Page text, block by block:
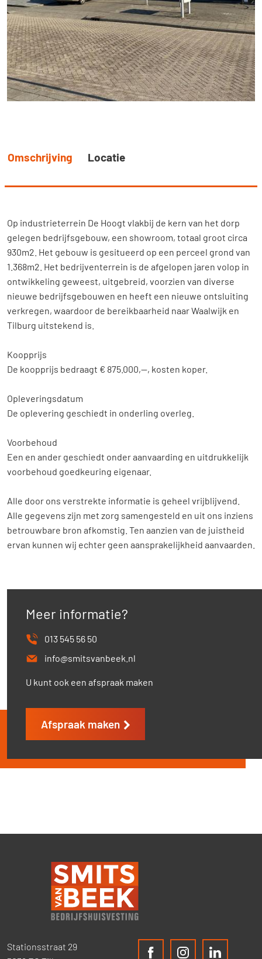
Home
Diensten
Over ons
Contact
Omschrijving Locatie
Op industrieterrein De Hoogt vlakbij de kern van het dorp
gelegen bedrijfsgebouw, een showroom, totaal groot circa
930m2. Het gebouw is gesitueerd op een perceel grond van
1.368m2. Het bedrijventerrein is de afgelopen jaren volop in
ontwikkeling geweest, uitgebreid, voorzien van diverse
nieuwe bedrijfsgebouwen en heeft een nieuwe ontsluiting
verkregen, waardoor de bereikbaarheid naar Waalwijk en
Tilburg uitstekend is.
Koopprijs
De koopprijs bedraagt € 875.000,--, kosten koper.
Opleveringsdatum
De oplevering geschiedt in onderling overleg.
Voorbehoud
Een en ander geschiedt onder aanvaarding en uitdrukkelijk
voorbehoud goedkeuring eigenaar.
Alle door ons verstrekte informatie is geheel vrijblijvend.
Alle gegevens zijn met zorg samengesteld en uit ons inziens
betrouwbare bron afkomstig. Ten aanzien van de juistheid
ervan kunnen wij echter geen aansprakelijkheid aanvaarden.
Meer informatie?
013 545 56 50
info@smitsvanbeek.nl
U kunt ook een afspraak maken
Afspraak maken
Stationsstraat 29